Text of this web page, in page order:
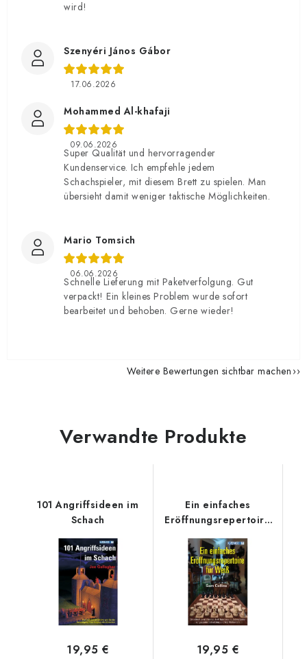
wird!
Szenyéri János Gábor
17.06.2026
Mohammed Al-khafaji
09.06.2026
Super Qualität und hervorragender
Kundenservice. Ich empfehle jedem
Schachspieler, mit diesem Brett zu spielen. Man
übersieht damit weniger taktische Möglichkeiten.
Mario Tomsich
06.06.2026
Schnelle Lieferung mit Paketverfolgung. Gut
verpackt! Ein kleines Problem wurde sofort
bearbeitet und behoben. Gerne wieder!
Weitere Bewertungen sichtbar machen
Verwandte Produkte
101 Angriffsideen im
Schach
19,95 €
Ein einfaches
Eröffnungsrepertoire
für Weiß
19,95 €